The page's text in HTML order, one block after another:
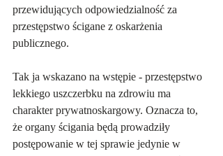
przewidujących odpowiedzialność za
przestępstwo ścigane z oskarżenia
publicznego.
Tak ja wskazano na wstępie - przestępstwo
lekkiego uszczerbku na zdrowiu ma
charakter prywatnoskargowy. Oznacza to,
że organy ścigania będą prowadziły
postępowanie w tej sprawie jedynie w